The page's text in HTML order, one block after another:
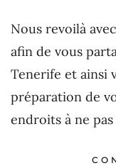
Nous revoilà
afin de vous
Tenerife et ainsi
préparation de
endroits à ne